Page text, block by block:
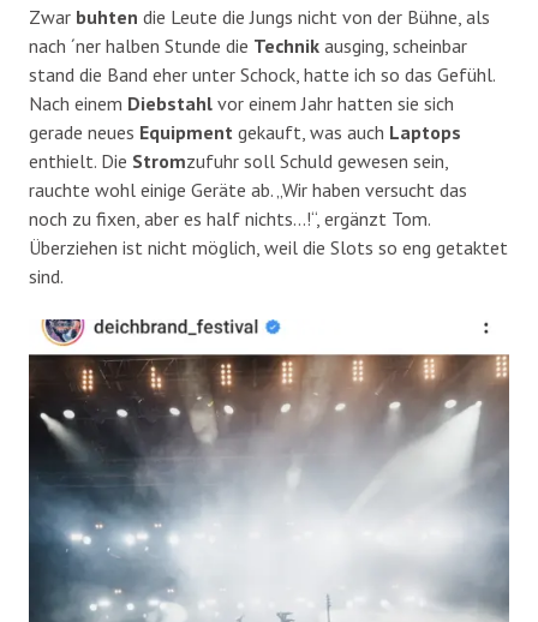
Zwar buhten die Leute die Jungs nicht von der Bühne, als
nach ´ner halben Stunde die Technik ausging, scheinbar
stand die Band eher unter Schock, hatte ich so das Gefühl.
Nach einem Diebstahl vor einem Jahr hatten sie sich
gerade neues Equipment gekauft, was auch Laptops
enthielt. Die Stromzufuhr soll Schuld gewesen sein,
rauchte wohl einige Geräte ab. „Wir haben versucht das
noch zu fixen, aber es half nichts…!“, ergänzt Tom.
Überziehen ist nicht möglich, weil die Slots so eng getaktet
sind.